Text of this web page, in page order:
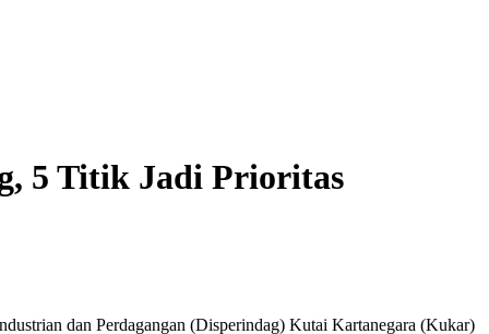
5 Titik Jadi Prioritas
dan Perdagangan (Disperindag) Kutai Kartanegara (Kukar)